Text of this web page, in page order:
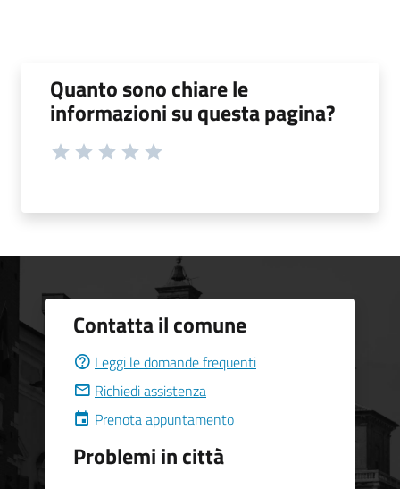
Quanto sono chiare le
informazioni su questa pagina?
Contatta il comune
Leggi le domande frequenti
Richiedi assistenza
Prenota appuntamento
Problemi in città